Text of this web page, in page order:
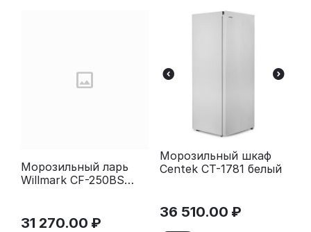
Морозильный ларь
Willmark CF-250BS
31 270.00 ₽
Морозильный шкаф
Centek CT-1781 белый
36 510.00 ₽